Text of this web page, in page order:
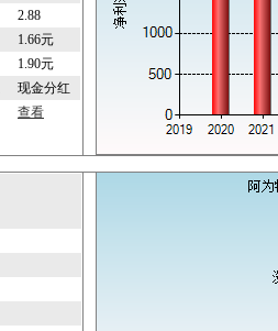
2.88
1.66元
1.90元
现金分红
查看